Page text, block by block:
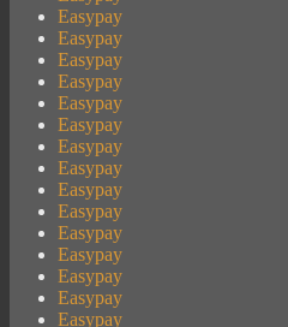
Easypay
Easypay
Easypay
Easypay
Easypay
Easypay
Easypay
Easypay
Easypay
Easypay
Easypay
Easypay
Easypay
Easypay
Easypay